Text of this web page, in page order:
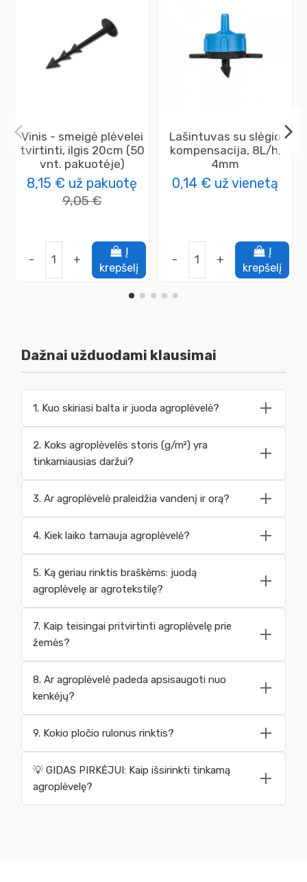
Vinis - smeigė plėvelei
tvirtinti, ilgis 20cm (50
vnt. pakuotėje)
8,15 € už pakuotę
9,05 €
- +
Į
krepšelį
Lašintuvas su slėgio
kompensacija, 8L/h,
4mm
0,14 € už vienetą
- +
Į
krepšelį
Dažnai užduodami klausimai
1. Kuo skiriasi balta ir juoda agroplėvelė?
2. Koks agroplėvelės storis (g/m²) yra
tinkamiausias daržui?
3. Ar agroplėvelė praleidžia vandenį ir orą?
4. Kiek laiko tarnauja agroplėvelė?
5. Ką geriau rinktis braškėms: juodą
agroplėvelę ar agrotekstilę?
7. Kaip teisingai pritvirtinti agroplėvelę prie
žemės?
8. Ar agroplėvelė padeda apsisaugoti nuo
kenkėjų?
9. Kokio pločio rulonus rinktis?
💡 GIDAS PIRKĖJUI: Kaip išsirinkti tinkamą
agroplėvelę?